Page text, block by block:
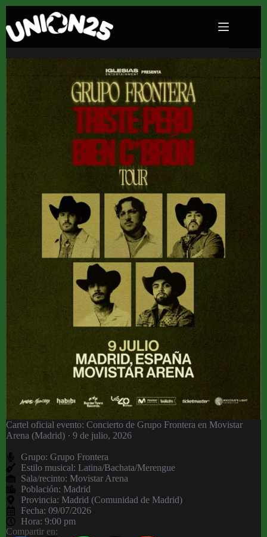
Concierto de Grupo Frontera en Movistar Arena
(Madrid) · 9 de julio, 2026
Cartel oficial evento: Concierto de Grupo Frontera en Movistar
Arena (Madrid) · 9 de julio, 2026
Grupo: Grupo Frontera
Estilo musical: Latina/Bachata/Merengue
Sala/recinto: Movistar Arena
Población: Madrid
Provincia: Madrid (Comunidad de Madrid)
Fecha: 09/07/2026
Hora: 9:00 pm
Compartir en: